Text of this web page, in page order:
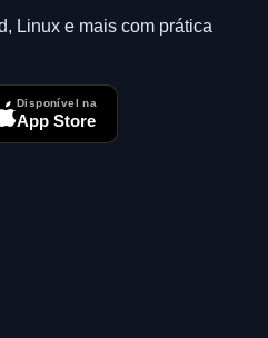
Linux e mais com prática
Disponível na
App Store